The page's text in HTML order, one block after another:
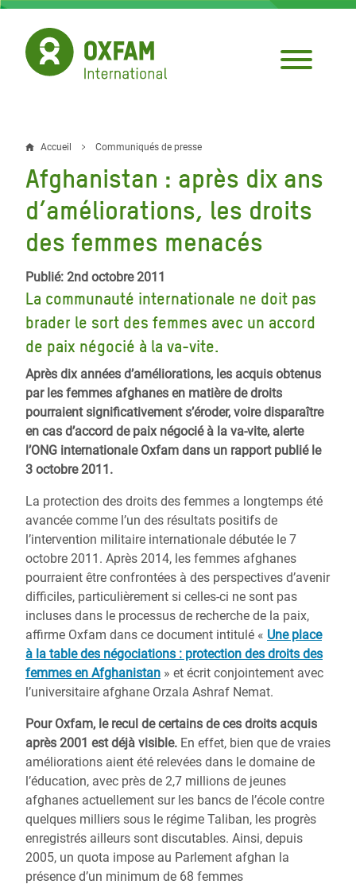
Aller
contenu
principal
Fil
d'Ariane
Accueil Communiqués de presse
Afghanistan : après dix ans
d’améliorations, les droits
des femmes menacés
Publié: 2nd octobre 2011
La communauté internationale ne doit pas
brader le sort des femmes avec un accord
de paix négocié à la va-vite.
Après dix années d’améliorations, les acquis obtenus
par les femmes afghanes en matière de droits
pourraient significativement s’éroder, voire disparaître
en cas d’accord de paix négocié à la va-vite, alerte
l’ONG internationale Oxfam dans un rapport publié le
3 octobre 2011.
La protection des droits des femmes a longtemps été
avancée comme l’un des résultats positifs de
l’intervention militaire internationale débutée le 7
octobre 2011. Après 2014, les femmes afghanes
pourraient être confrontées à des perspectives d’avenir
difficiles, particulièrement si celles-ci ne sont pas
incluses dans le processus de recherche de la paix,
affirme Oxfam dans ce document intitulé « Une place
à la table des négociations : protection des droits des
femmes en Afghanistan » et écrit conjointement avec
l’universitaire afghane Orzala Ashraf Nemat.
Pour Oxfam, le recul de certains de ces droits acquis
après 2001 est déjà visible. En effet, bien que de vraies
améliorations aient été relevées dans le domaine de
l’éducation, avec près de 2,7 millions de jeunes
afghanes actuellement sur les bancs de l’école contre
quelques milliers sous le régime Taliban, les progrès
enregistrés ailleurs sont discutables. Ainsi, depuis
2005, un quota impose au Parlement afghan la
présence d’un minimum de 68 femmes